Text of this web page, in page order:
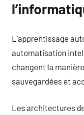
L’apprentissage
automatisation
changent la
sauvegardées et
Les architectures